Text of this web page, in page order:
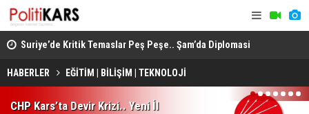
Suriye’de Kritik Temaslar Peş Peşe.. Şam’da Diplomasi
ve Güvenlik Gündemi Öne Çıktı!
HABERLER EĞİTİM | BİLİŞİM | TEKNOLOJİ
CHP Kars’ta Devir Krizi.. Yeni İl
1 2 3 4 5 6 7